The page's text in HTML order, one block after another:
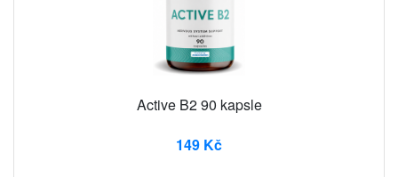
Active B2 90 kapsle
149 Kč